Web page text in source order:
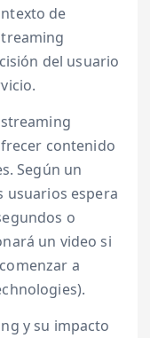
de
del usuario
contenido
Según un
usuarios espera
o
un video si
a
y su impacto